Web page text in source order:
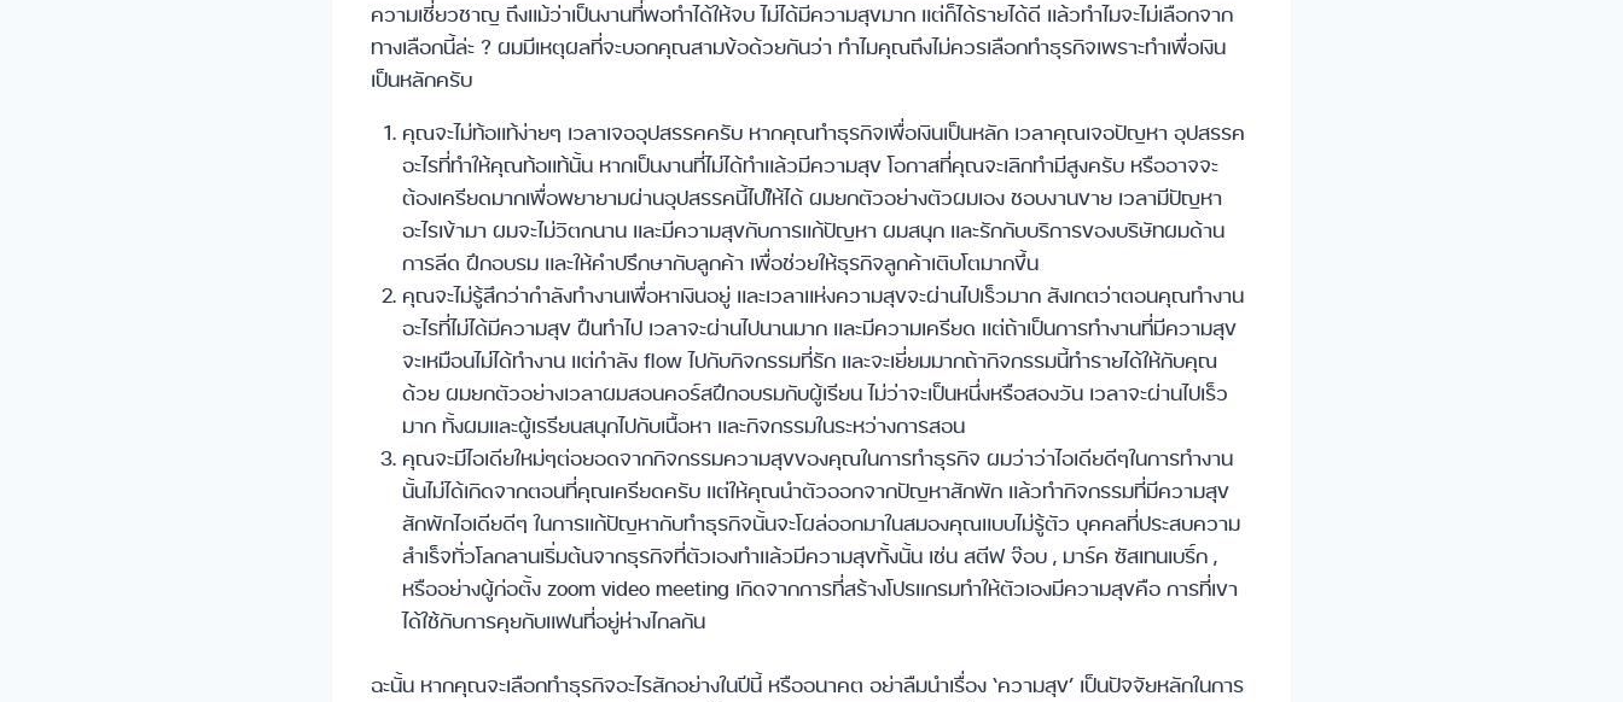
ความเชี่ยวชาญ ถึงแม้ว่าเป็นงานที่พอทำได้ให้จบ ไม่ได้มีความสุขมาก แต่ก็ได้รายได้ดี แล้วทำไมจะไม่เลือกจาก
ทางเลือกนี้ล่ะ ? ผมมีเหตุผลที่จะบอกคุณสามข้อด้วยกันว่า ทำไมคุณถึงไม่ควรเลือกทำธุรกิจเพราะทำเพื่อเงิน
เป็นหลักครับ
คุณจะไม่ท้อแท้ง่ายๆ เวลาเจออุปสรรคครับ หากคุณทำธุรกิจเพื่อเงินเป็นหลัก เวลาคุณเจอปัญหา อุปสรรค
อะไรที่ทำให้คุณท้อแท้นั้น หากเป็นงานที่ไม่ได้ทำแล้วมีความสุข โอกาสที่คุณจะเลิกทำมีสูงครับ หรืออาจจะ
ต้องเครียดมากเพื่อพยายามผ่านอุปสรรคนี้ไปใ้ห้ได้ ผมยกตัวอย่างตัวผมเอง ชอบงานขาย เวลามีปัญหา
อะไรเข้ามา ผมจะไม่วิตกนาน และมีความสุขกับการแก้ปัญหา ผมสนุก และรักกับบริการของบริษัทผมด้าน
การลีด ฝึกอบรม และให้คำปรึกษากับลูกค้า เพื่อช่วยให้ธุรกิจลูกค้าเติบโตมากขึ้น
คุณจะไม่รู้สึกว่ากำลังทำงานเพื่อหาเงินอยู่ และเวลาแห่งความสุขจะผ่านไปเร็วมาก สังเกตว่าตอนคุณทำงาน
อะไรที่ไม่ได้มีความสุข ฝืนทำไป เวลาจะผ่านไปนานมาก และมีความเครียด แต่ถ้าเป็นการทำงานที่มีความสุข
จะเหมือนไม่ได้ทำงาน แต่กำลัง flow ไปกับกิจกรรมที่รัก และจะเยี่ยมมากถ้ากิจกรรมนี้ทำรายได้ให้กับคุณ
ด้วย ผมยกตัวอย่างเวลาผมสอนคอร์สฝึกอบรมกับผู้เรียน ไม่ว่าจะเป็นหนึ่งหรือสองวัน เวลาจะผ่านไปเร็ว
มาก ทั้งผมและผู้เรรียนสนุกไปกับเนื้อหา และกิจกรรมในระหว่างการสอน
คุณจะมีไอเดียใหม่ๆต่อยอดจากกิจกรรมความสุขของคุณในการทำธุรกิจ ผมว่าว่าไอเดียดีๆในการทำงาน
นั้นไม่ได้เกิดจากตอนที่คุณเครียดครับ แต่ให้คุณนำตัวออกจากปัญหาสักพัก แล้วทำกิจกรรมที่มีความสุข
สักพักไอเดียดีๆ ในการแก้ปัญหากับทำธุรกิจนั้นจะโผล่ออกมาในสมองคุณแบบไม่รู้ตัว บุคคลที่ประสบความ
สำเร็จทั่วโลกลานเริ่มต้นจากธุรกิจที่ตัวเองทำแล้วมีความสุขทั้งนั้น เช่น สตีฟ จ๊อบ , มาร์ค​ ซัสเทนเบริ์ก ,
หรืออย่างผู้ก่อตั้ง zoom video meeting เกิดจากการที่สร้างโปรแกรมทำให้ตัวเองมีความสุขคือ การที่เขา
ได้ใช้กับการคุยกับแฟนที่อยู่ห่างไกลกัน
ฉะนั้น หากคุณจะเลือกทำธุรกิจอะไรสักอย่างในปีนี้ หรืออนาคต อย่าลืมนำเรื่อง ‘ความสุข’ เป็นปัจจัยหลักในการ